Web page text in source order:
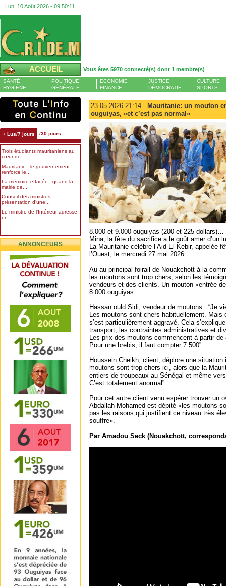
Lun, 10 Août 2026 - 09:50:11
ACCUEIL Vous êtes 5970 connecté(s) dont 1 membre(s)
SANTÉ
HYGIÈNE
POLITIQUE
GÉNÉRALE
ECONOMIE
FINANCE
JUSTICE
DÉMOCRATIE
CULTURE
SPORTS
+ Lus/7 jours /30 jours
Trois étudiants mauritaniens au
cœur de...
Mauritanie : le gouvernement
renforce le...
La mémoire effacée : quand la
mairie de...
Conseil des ministres :
présentation d’une...
Le ministre de l’Intérieur adresse
un...
ANNONCEURS
23-05-2026 21:14 - Mauritanie: un mouton
ouguiyas, «et c’est pas normal»
8.000 et 9.000 ouguiyas (200 et 225
Mina, la fête du sacrifice a le goût amer d’un
La Mauritanie célèbre l’Aid El Kebir, appelée
l’Ouest, le mercredi 27 mai 2026.
Au au principal foirail de Nouakchott à la
les moutons sont trop chers, selon les
vendeurs et des clients. Un mouton «entrée
8.000 ouguiyas.
Hassan ould Sidi, vendeur de moutons : “Je
Les moutons sont chers habituellement. Mais
s’est particulièrement aggravé. Cela
transport, les contraintes administratives et
Les prix des moutons commencent à partir
Pour une brebis, il faut compter 7.500”.
Houssein Cheikh, client, déplore une situation
moutons sont trop chers ici, alors que la
entiers de troupeaux au Sénégal et même
C’est totalement anormal”.
Pour cet autre client venu espérer trouver un
Abdallah Mohamed est dépité «les moutons
pas les raisons qui justifient ce niveau très
souffre».
Par Amadou Seck (Nouakchott,